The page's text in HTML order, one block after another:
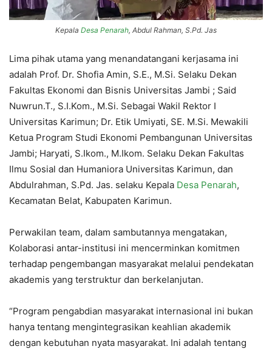
Kepala Desa Penarah, Abdul Rahman, S.Pd. Jas
Lima pihak utama yang menandatangani kerjasama ini
adalah Prof. Dr. Shofia Amin, S.E., M.Si. Selaku Dekan
Fakultas Ekonomi dan Bisnis Universitas Jambi ; Said
Nuwrun.T., S.I.Kom., M.Si. Sebagai Wakil Rektor I
Universitas Karimun; Dr. Etik Umiyati, SE. M.Si. Mewakili
Ketua Program Studi Ekonomi Pembangunan Universitas
Jambi; Haryati, S.Ikom., M.Ikom. Selaku Dekan Fakultas
Ilmu Sosial dan Humaniora Universitas Karimun, dan
Abdulrahman, S.Pd. Jas. selaku Kepala Desa Penarah,
Kecamatan Belat, Kabupaten Karimun.
Perwakilan team, dalam sambutannya mengatakan,
Kolaborasi antar-institusi ini mencerminkan komitmen
terhadap pengembangan masyarakat melalui pendekatan
akademis yang terstruktur dan berkelanjutan.
“Program pengabdian masyarakat internasional ini bukan
hanya tentang mengintegrasikan keahlian akademik
dengan kebutuhan nyata masyarakat. Ini adalah tentang